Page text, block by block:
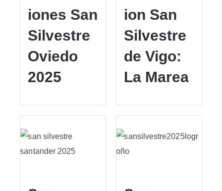
iones San
Silvestre
Oviedo
2025
ion San
Silvestre
de Vigo:
La Marea